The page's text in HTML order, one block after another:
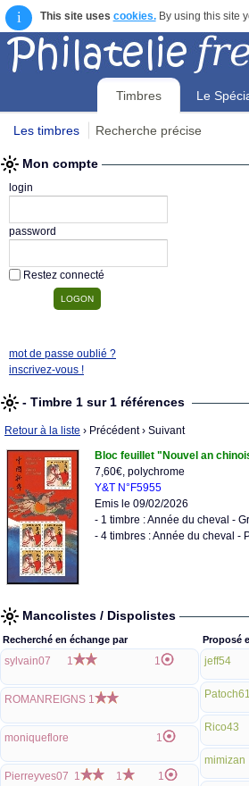
i This site uses cookies.By using this site
Timbres Le
Les timbres Recherche précise
Mon compte
login
password
Restez connecté
mot de passe oublié ?
inscrivez-vous !
- Timbre 1 sur 1 références
Retour à la liste › Précédent› Suivant
Bloc feuillet "Nouvel an
7,60€, polychrome
Y&T N°F5955
Emis le 09/02/2026
- 1 timbre : Année du cheval -
- 4 timbres : Année du cheval -
Mancolistes / Dispolistes
Recherché en échange par
sylvain07 1 1
ROMANREIGNS 1
moniqueflore 1
Pierreyves07 1 1 1
Proposé
jeff54
Patoch61
Rico43
mimizan